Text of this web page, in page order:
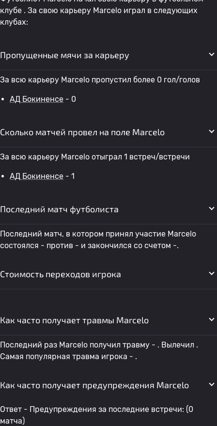
клубе . За свою карьеру Marcelo играл в следующих
клубах:
Пропущенные мячи за карьеру
За всю карьеру Marcelo пропустил более 0 гол/голов
АД Бокиненсе - 0
Сколько матчей провел на поле Marcelo
За всю карьеру Marcelo отыграл 1 встреч/встречи
АД Бокиненсе - 1
Последний матч футболиста
Последний матч, в котором принял участие Marcelo
состоялся - против - и закончился со счетом -.
Стоимость переходов игрока
Как часто получает травмы Marcelo
Последний раз Marcelo получил травму - . Вылечил .
Самая популярная травма игрока - .
Как часто получает предупреждения Marcelo
Ответ - Предупреждения за последние встречи: (0
матча)